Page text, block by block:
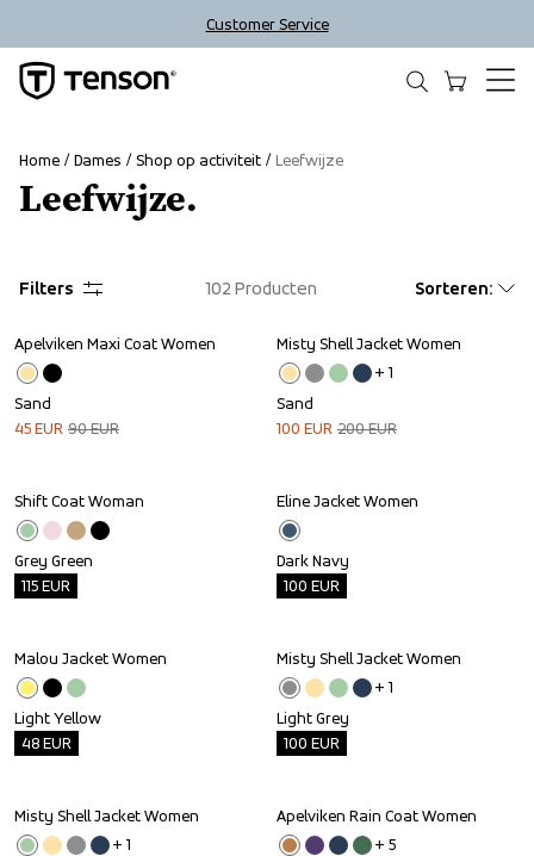
Customer Service
Home Dames Shop op activiteit Leefwijze
Leefwijze.
Filters 102 Producten Sorteren:
Sale
Apelviken Maxi Coat Women
Sand
45EUR 90EUR
Sale
Misty Shell Jacket Women
+ 1
Sand
100 EUR 200EUR
Outlet
Shift Coat Woman
Grey Green
115EUR
Outlet
Eline Jacket Women
Dark Navy
100 EUR
Outlet
Malou Jacket Women
Light Yellow
48EUR
Outlet
Misty Shell Jacket Women
+ 1
Light Grey
100 EUR
Outlet
Misty Shell Jacket Women
+ 1
Sale
Apelviken Rain Coat Women
+ 5